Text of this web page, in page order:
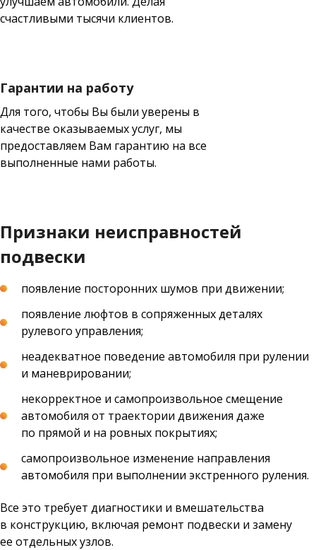
счастливыми тысячи клиентов.
Гарантии на работу
Для того, чтобы Вы были уверены в
качестве оказываемых услуг, мы
предоставляем Вам гарантию на все
выполненные нами работы.
Признаки неисправностей
подвески
появление посторонних шумов при движении;
появление люфтов в сопряженных деталях
рулевого управления;
неадекватное поведение автомобиля при рулении
и маневрировании;
некорректное и самопроизвольное смещение
автомобиля от траектории движения даже
по прямой и на ровных покрытиях;
самопроизвольное изменение направления
автомобиля при выполнении экстренного руления.
Все это требует диагностики и вмешательства
в конструкцию, включая ремонт подвески и замену
ее отдельных узлов.